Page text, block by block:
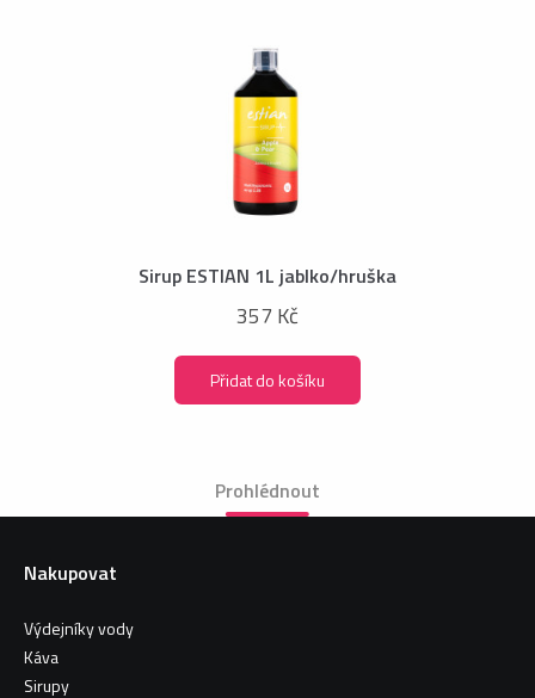
Sirup ESTIAN 1L jablko/hruška
357 Kč
Přidat do košíku
Prohlédnout
Nakupovat
Výdejníky vody
Káva
Sirupy